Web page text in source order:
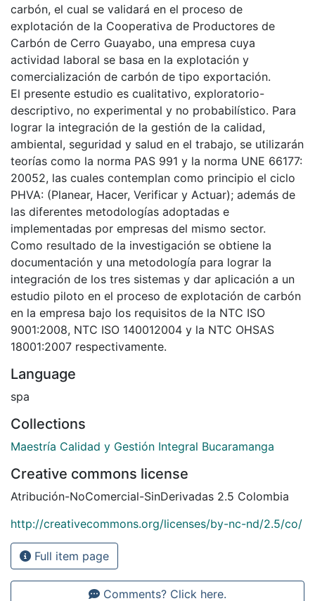
carbón, el cual se validará en el proceso de
explotación de la Cooperativa de Productores de
Carbón de Cerro Guayabo, una empresa cuya
actividad laboral se basa en la explotación y
comercialización de carbón de tipo exportación.
El presente estudio es cualitativo, exploratorio-
descriptivo, no experimental y no probabilístico. Para
lograr la integración de la gestión de la calidad,
ambiental, seguridad y salud en el trabajo, se utilizarán
teorías como la norma PAS 991 y la norma UNE 66177:
20052, las cuales contemplan como principio el ciclo
PHVA: (Planear, Hacer, Verificar y Actuar); además de
las diferentes metodologías adoptadas e
implementadas por empresas del mismo sector.
Como resultado de la investigación se obtiene la
documentación y una metodología para lograr la
integración de los tres sistemas y dar aplicación a un
estudio piloto en el proceso de explotación de carbón
en la empresa bajo los requisitos de la NTC ISO
9001:2008, NTC ISO 140012004 y la NTC OHSAS
18001:2007 respectivamente.
Language
spa
Collections
Maestría Calidad y Gestión Integral Bucaramanga
Creative commons license
Atribución-NoComercial-SinDerivadas 2.5 Colombia
http://creativecommons.org/licenses/by-nc-nd/2.5/co/
Full item page
Comments? Click here.